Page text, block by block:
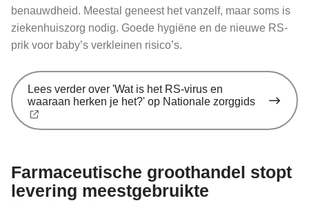
benauwdheid. Meestal geneest het vanzelf, maar soms is
ziekenhuiszorg nodig. Goede hygiëne en de nieuwe RS-
prik voor baby’s verkleinen risico’s.
Lees verderover 'Wat is het RS-virus en
waaraan herken je het?' op Nationale zorggids
Farmaceutische groothandel stopt
levering meestgebruikte